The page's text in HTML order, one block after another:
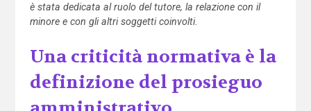
è stata dedicata al ruolo del tutore, la relazione con il
minore e con gli altri soggetti coinvolti.
Una criticità normativa è la
definizione del prosieguo